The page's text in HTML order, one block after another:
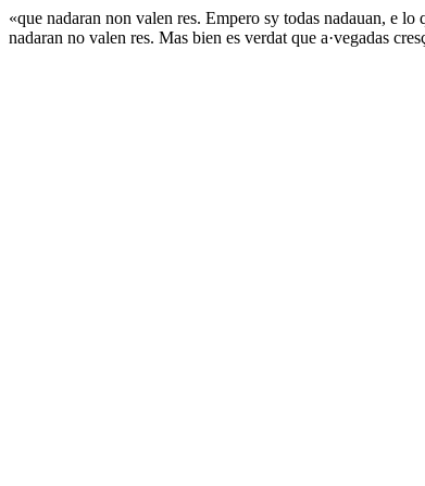
«que nadaran non valen res. Empero sy todas nadauan, e
nadaran no valen res. Mas bien es verdat que a·vegadas